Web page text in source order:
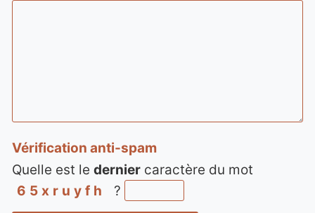
Vérification anti-spam
Quelle est le dernier caractère du mot
65xruyfh
?